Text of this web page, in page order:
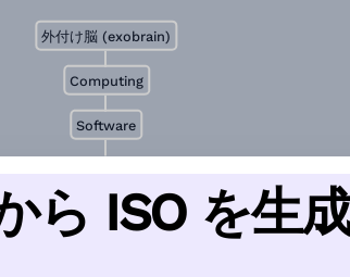
Software
Computing
外付け脳 (exobrain)
ら ISO を生